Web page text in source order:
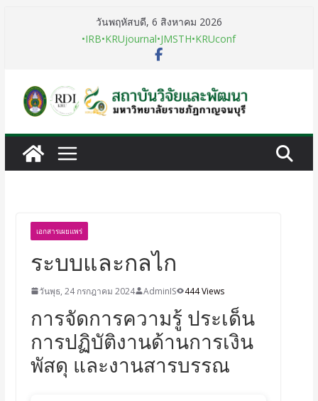
วันพฤหัสบดี, 6 สิงหาคม 2026
•IRB•KRUjournal•JMSTH•KRUconf
เอกสารเผยแพร่
ระบบและกลไก
วันพุธ, 24 กรกฎาคม 2024 AdminIS 444 Views
การจัดการความรู้ ประเด็น
การปฏิบัติงานด้านการเงิน
พัสดุ และงานสารบรรณ